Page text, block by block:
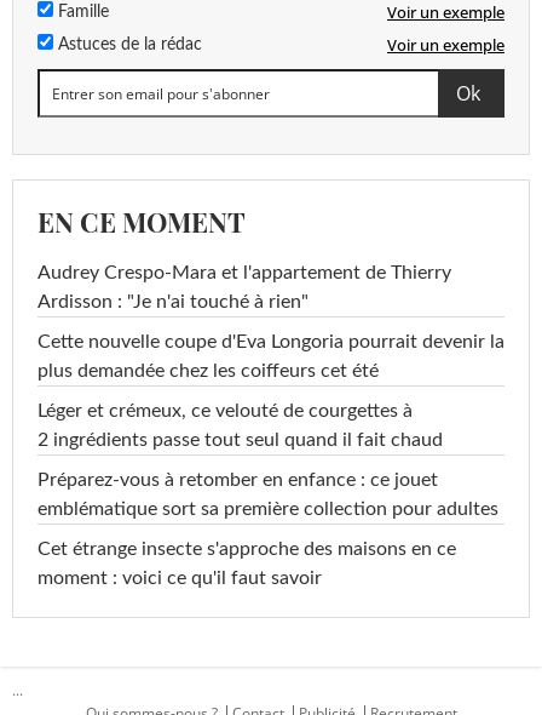
Famille Voir un exemple
Astuces de la rédac Voir un exemple
EN CE MOMENT
Audrey Crespo-Mara et l'appartement de Thierry
Ardisson : "Je n'ai touché à rien"
Cette nouvelle coupe d'Eva Longoria pourrait devenir la
plus demandée chez les coiffeurs cet été
Léger et crémeux, ce velouté de courgettes à
2 ingrédients passe tout seul quand il fait chaud
Préparez-vous à retomber en enfance : ce jouet
emblématique sort sa première collection pour adultes
Cet étrange insecte s'approche des maisons en ce
moment : voici ce qu'il faut savoir
...